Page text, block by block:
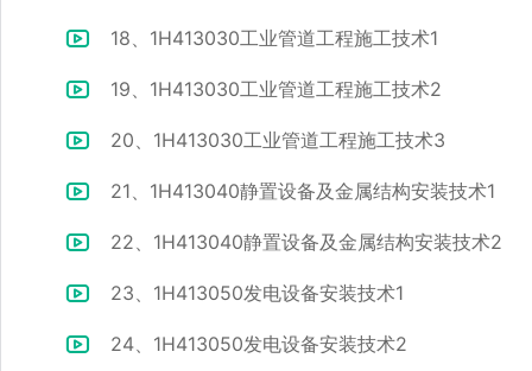
18、1H413030工业管道工程施工技术1
19、1H413030工业管道工程施工技术2
20、1H413030工业管道工程施工技术3
21、1H413040静置设备及金属结构安装技术1
22、1H413040静置设备及金属结构安装技术2
23、1H413050发电设备安装技术1
24、1H413050发电设备安装技术2